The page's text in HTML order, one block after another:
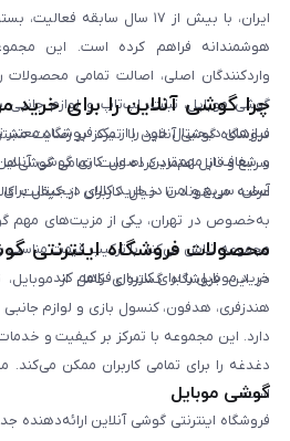
ایران، با بیش از ۱۷ سال سابقه
هوشمندانه فراهم کرده است. این
واردکنندگان اصلی، اصالت تمامی
گوشی موبایل، تبلت، لپ‌تاپ و لوازم جانبی
نیازهای دیجیتال خود را از یک فروشگاه
و شفاف از مهم‌ترین اصول کاری گوشی
آسان، سریع و امن در خرید کالای دیجیتال برای
چرا گوشی آنلاین را برای خرید
فروشگاه گوشی آنلاین با تمرکز بر رضایت
سریع و قابل اعتماد کرده است. تمامی گوشی‌ها
عرضه می‌شوند تا خیال کاربران از کیفیت
به‌خصوص در تهران، یکی از مزیت‌های مهم
مجموعه تلاش می‌کند با ترکیب قیمت مناسب
خرید موبایل را برای کاربران فراهم کند.
محصولات فروشگاه اینترنتی
در این فروشگاه گستره‌ای کامل از
هندزفری، هدفون، کنسول بازی و لوازم جانبی
دارد. این مجموعه با تمرکز بر کیفیت و
دغدغه را برای تمامی کاربران ممکن می‌کند.
است:
گوشی موبایل
فروشگاه اینترنتی گوشی آنلاین